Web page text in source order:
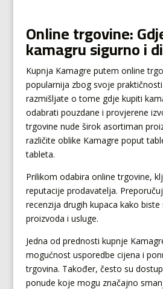
Online trgovine:
kamagru sigurno i
Kupnja Kamagre putem online
popularnija zbog svoje
razmišljate o tome gdje kupiti
odabrati pouzdane i provjerene
trgovine nude širok asortiman
različite oblike Kamagre poput
tableta.
Prilikom odabira online trgovine,
reputacije prodavatelja.
recenzija drugih kupaca kako
proizvoda i usluge.
Jedna od prednosti kupnje
mogućnost usporedbe cijena i
trgovina. Također, često su
ponude koje mogu značajno